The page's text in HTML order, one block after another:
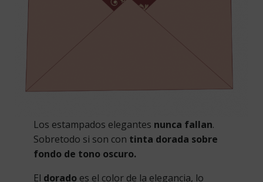
Los estampados elegantes nunca fallan.
Sobretodo si son con tinta dorada sobre
fondo de tono oscuro.
El doradoes el color de la elegancia, lo